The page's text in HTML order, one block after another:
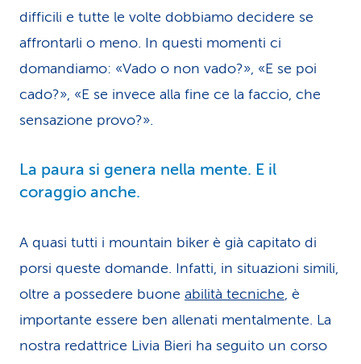
difficili e tutte le volte dobbiamo decidere se
affrontarli o meno. In questi momenti ci
domandiamo: «Vado o non vado?», «E se poi
cado?», «E se invece alla fine ce la faccio, che
sensazione provo?».
La paura si genera nella mente. E il
coraggio anche.
A quasi tutti i mountain biker è già capitato di
porsi queste domande. Infatti, in situazioni simili,
oltre a possedere buone abilità tecniche, è
importante essere ben allenati mentalmente. La
nostra redattrice Livia Bieri ha seguito un corso